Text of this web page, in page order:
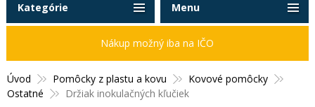
Úvod Pomôcky z plastu a kovu
Kovové pomôcky
Ostatné
Držiak inokulačných kľučiek
Kategórie
Nákup možný iba na IČO
Menu